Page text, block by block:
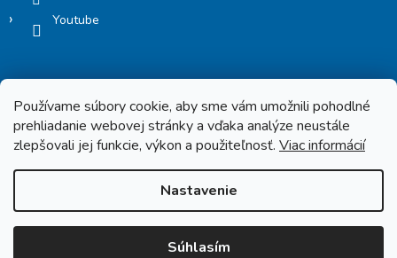
Používame súbory cookie, aby sme vám umožnili pohodlné
prehliadanie webovej stránky a vďaka analýze neustále
zlepšovali jej funkcie, výkon a použiteľnosť. Viac informácií
Nastavenie
Súhlasím
Youtube
Copyright 2026Elektrostar.shop. Všetky práva vyhradené.